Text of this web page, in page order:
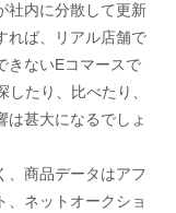
社内に分散して更新
れば、リアル店舗で
きないEコマースで
たり、比べたり、
甚大になるでしょ
、商品データはアフ
、ネットオークショ